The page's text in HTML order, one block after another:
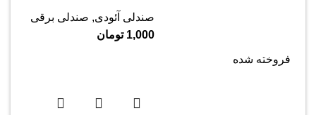
صندلی آئودی, صندلی برقی
1,000 تومان
فروخته شده